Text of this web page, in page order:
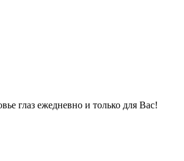
глаз ежедневно и только для Вас!